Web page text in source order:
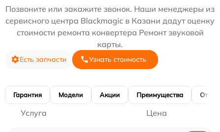
Позвоните или закажите звонок. Наши менеджеры из
сервисного центра Blackmagic в Казани дадут оценку
стоимости ремонта конвертера Ремонт звуковой
карты.
Есть запчасти Узнать стоимость
Гарантия Модели Акции Преимущества
Услуга Цена